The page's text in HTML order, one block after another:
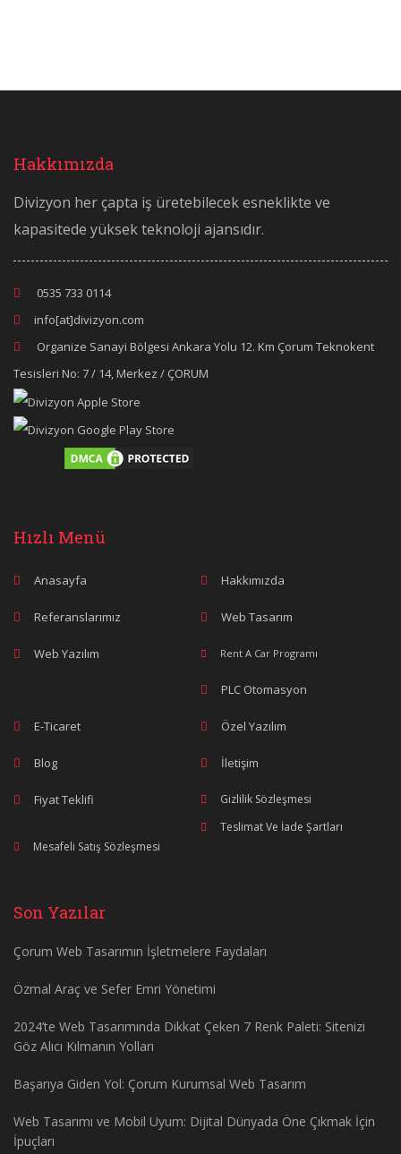
Hakkımızda
Divizyon her çapta iş üretebilecek esneklikte ve
kapasitede yüksek teknoloji ajansıdır.
0535 733 0114
info[at]divizyon.com
Organize Sanayi Bölgesi Ankara Yolu 12. Km Çorum Teknokent
Tesisleri No: 7 / 14, Merkez / ÇORUM
Hızlı Menü
Anasayfa Hakkımızda
Referanslarımız Web Tasarım
Web Yazılım Rent A Car Programı
PLC Otomasyon
E-Ticaret Özel Yazılım
Blog İletişim
Fiyat Teklifi
Gizlilik Sözleşmesi
Teslimat Ve İade Şartları
Mesafeli Satış Sözleşmesi
Son Yazılar
Çorum Web Tasarımın İşletmelere Faydaları
Özmal Araç ve Sefer Emri Yönetimi
2024’te Web Tasarımında Dikkat Çeken 7 Renk Paleti: Sitenizi
Göz Alıcı Kılmanın Yolları
Başarıya Giden Yol: Çorum Kurumsal Web Tasarım
Web Tasarımı ve Mobil Uyum: Dijital Dünyada Öne Çıkmak İçin
İpuçları